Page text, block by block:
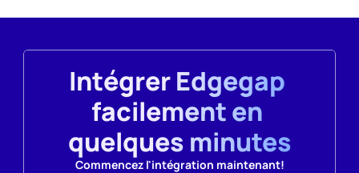
Intégrer Edgegap
facilement en
quelques minutes
Commencez l'intégration maintenant!